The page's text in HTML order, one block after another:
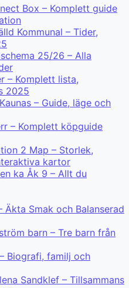
Box – Komplett guide
Kommunal – Tider,
25/26 – Alla
– Komplett lista,
2025
– Guide, läge och
– Komplett köpguide
2 Map – Storlek,
kartor
ka Åk 9 – Allt du
Äkta Smak och Balanserad
barn – Tre barn från
Biografi, familj och
Sandklef – Tillsammans